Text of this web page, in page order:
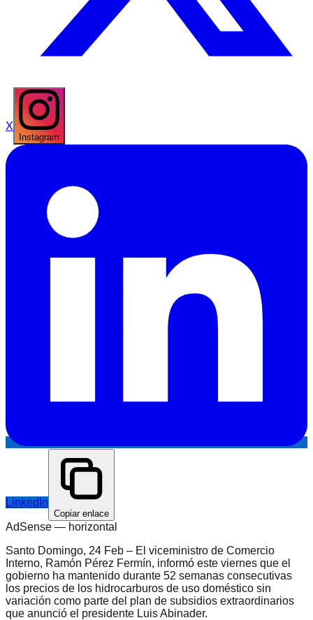
X
Instagram
LinkedIn
Copiar enlace
AdSense — horizontal
Santo Domingo, 24 Feb – El viceministro de Comercio
Interno, Ramón Pérez Fermín, informó este viernes que el
gobierno ha mantenido durante 52 semanas consecutivas
los precios de los hidrocarburos de uso doméstico sin
variación como parte del plan de subsidios extraordinarios
que anunció el presidente Luis Abinader.